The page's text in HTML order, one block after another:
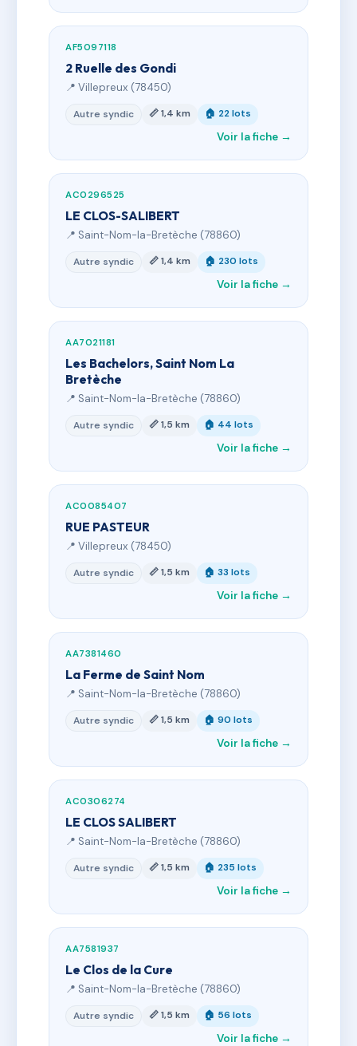
AF5097118
2 Ruelle des Gondi
📍 Villepreux (78450)
Autre syndic 📏 1,4 km 🏠 22 lots
Voir la fiche →
AC0296525
LE CLOS-SALIBERT
📍 Saint-Nom-la-Bretèche (78860)
Autre syndic 📏 1,4 km 🏠 230 lots
Voir la fiche →
AA7021181
Les Bachelors, Saint Nom La
Bretèche
📍 Saint-Nom-la-Bretèche (78860)
Autre syndic 📏 1,5 km 🏠 44 lots
Voir la fiche →
AC0085407
RUE PASTEUR
📍 Villepreux (78450)
Autre syndic 📏 1,5 km 🏠 33 lots
Voir la fiche →
AA7381460
La Ferme de Saint Nom
📍 Saint-Nom-la-Bretèche (78860)
Autre syndic 📏 1,5 km 🏠 90 lots
Voir la fiche →
AC0306274
LE CLOS SALIBERT
📍 Saint-Nom-la-Bretèche (78860)
Autre syndic 📏 1,5 km 🏠 235 lots
Voir la fiche →
AA7581937
Le Clos de la Cure
📍 Saint-Nom-la-Bretèche (78860)
Autre syndic 📏 1,5 km 🏠 56 lots
Voir la fiche →